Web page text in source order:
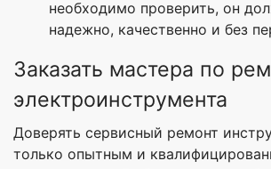
необходимо проверить, он
надежно, качественно и без
Заказать мастера по
электроинструмента
Доверять сервисный ремонт
только опытным и